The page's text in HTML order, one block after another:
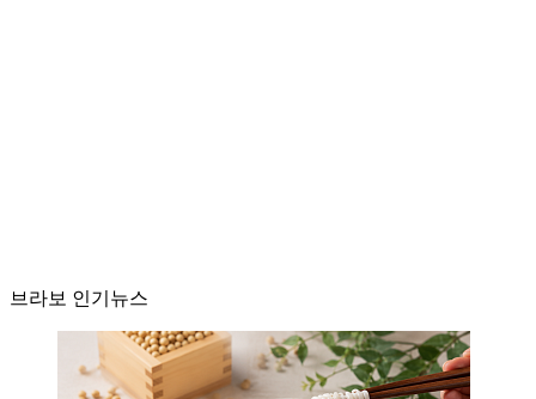
브라보 인기뉴스